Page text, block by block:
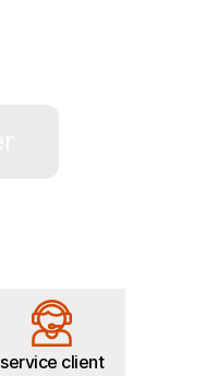
service client